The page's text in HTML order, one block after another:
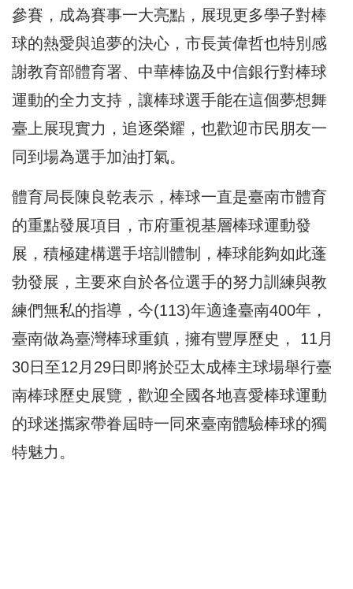
參賽，成為賽事一大亮點，展現更多學子對棒
球的熱愛與追夢的決心，市長黃偉哲也特別感
謝教育部體育署、中華棒協及中信銀行對棒球
運動的全力支持，讓棒球選手能在這個夢想舞
臺上展現實力，追逐榮耀，也歡迎市民朋友一
同到場為選手加油打氣。
體育局長陳良乾表示，棒球一直是臺南市體育
的重點發展項目，市府重視基層棒球運動發
展，積極建構選手培訓體制，棒球能夠如此蓬
勃發展，主要來自於各位選手的努力訓練與教
練們無私的指導，今(113)年適逢臺南400年，
臺南做為臺灣棒球重鎮，擁有豐厚歷史， 11月
30日至12月29日即將於亞太成棒主球場舉行臺
南棒球歷史展覽，歡迎全國各地喜愛棒球運動
的球迷攜家帶眷屆時一同來臺南體驗棒球的獨
特魅力。